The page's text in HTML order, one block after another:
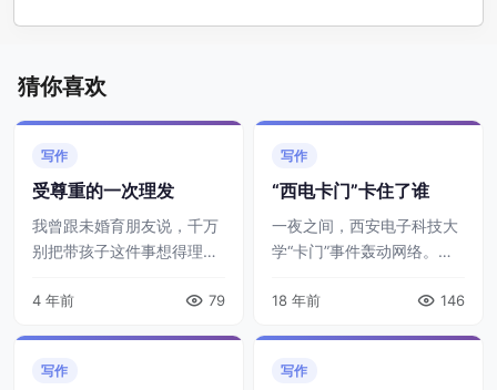
猜你喜欢
写作
受尊重的一次理发
我曾跟未婚育朋友说，千万
别把带孩子这件事想得理想
思想前卫、对旧式育儿习惯
所措。 我八岁的 ...
4 年前 79
写作
“西电卡门”卡住了谁
一夜之间，西安电子科技大
学“卡门”事件轰动网络。原
的私挪私用，而记者询问原
动，让学生们神 ...
18 年前 146
写作 写作